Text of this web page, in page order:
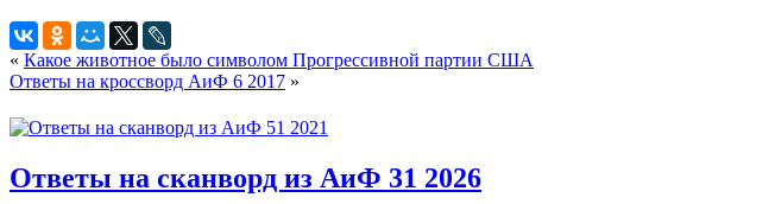
« Какое животное было символом Прогрессивной партии США
Ответы на кроссворд АиФ 6 2017 »
Ответы на сканворд из АиФ 31 2026